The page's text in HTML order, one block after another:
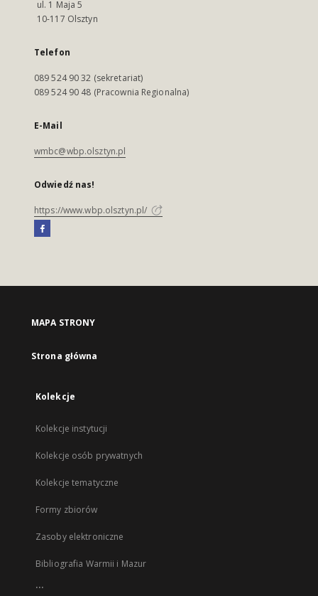
ul. 1 Maja 5
10-117 Olsztyn
Telefon
089 524 90 32 (sekretariat)
089 524 90 48 (Pracownia Regionalna)
E-Mail
wmbc@wbp.olsztyn.pl
Odwiedź nas!
https://www.wbp.olsztyn.pl/
MAPA STRONY
Strona główna
Kolekcje
Kolekcje instytucji
Kolekcje osób prywatnych
Kolekcje tematyczne
Formy zbiorów
Zasoby elektroniczne
Bibliografia Warmii i Mazur
...